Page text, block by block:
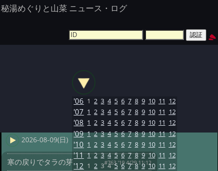
秘湯めぐりと山菜 ニュース・ログ
2026-08-09(日)
寒の戻りでタラの芽 #763 '19 4/29 11:12
'06 1 2 3 4 5 6 7 8 9 10 11 12
'07 1 2 3 4 5 6 7 8 9 10 11 12
'08 1 2 3 4 5 6 7 8 9 10 11 12
'09 1 2 3 4 5 6 7 8 9 10 11 12
'10 1 2 3 4 5 6 7 8 9 10 11 12
'11 1 2 3 4 5 6 7 8 9 10 11 12
'12 1 2 3 4 5 6 7 8 9 10 11 12